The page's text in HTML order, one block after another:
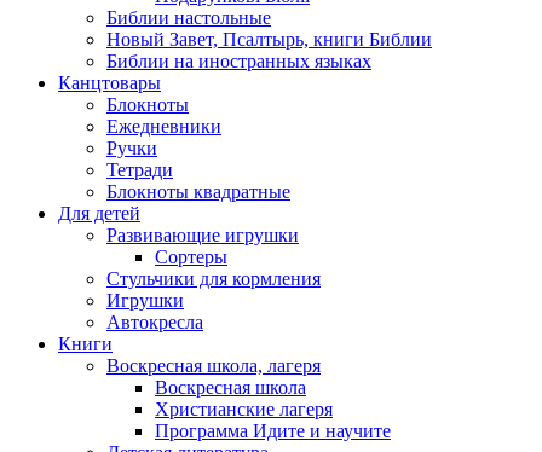
Библии настольные
Новый Завет, Псалтырь, книги Библии
Библии на иностранных языках
Канцтовары
Блокноты
Ежедневники
Ручки
Тетради
Блокноты квадратные
Для детей
Развивающие игрушки
Сортеры
Стульчики для кормления
Игрушки
Автокресла
Книги
Воскресная школа, лагеря
Воскресная школа
Христианские лагеря
Программа Идите и научите